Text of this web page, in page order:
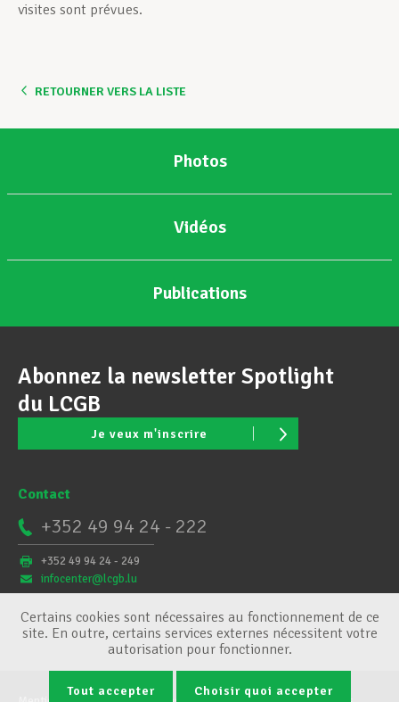
visites sont prévues.
RETOURNER VERS LA LISTE
Photos
Vidéos
Publications
Abonnez la newsletter Spotlight
du LCGB
Je veux m'inscrire
Contact
+352 49 94 24 - 222
+352 49 94 24 - 249
infocenter@lcgb.lu
Certains cookies sont nécessaires au fonctionnement de ce
site. En outre, certains services externes nécessitent votre
autorisation pour fonctionner.
Tout accepter Choisir quoi accepter